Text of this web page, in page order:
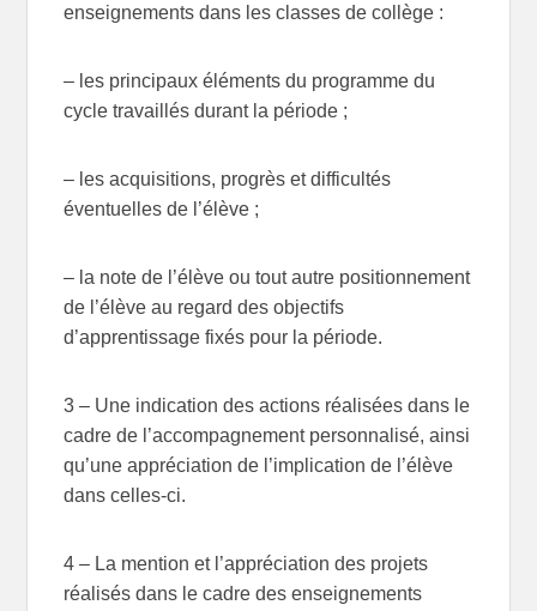
enseignements dans les classes de collège :
– les principaux éléments du programme du
cycle travaillés durant la période ;
– les acquisitions, progrès et difficultés
éventuelles de l’élève ;
– la note de l’élève ou tout autre positionnement
de l’élève au regard des objectifs
d’apprentissage fixés pour la période.
3 – Une indication des actions réalisées dans le
cadre de l’accompagnement personnalisé, ainsi
qu’une appréciation de l’implication de l’élève
dans celles-ci.
4 – La mention et l’appréciation des projets
réalisés dans le cadre des enseignements